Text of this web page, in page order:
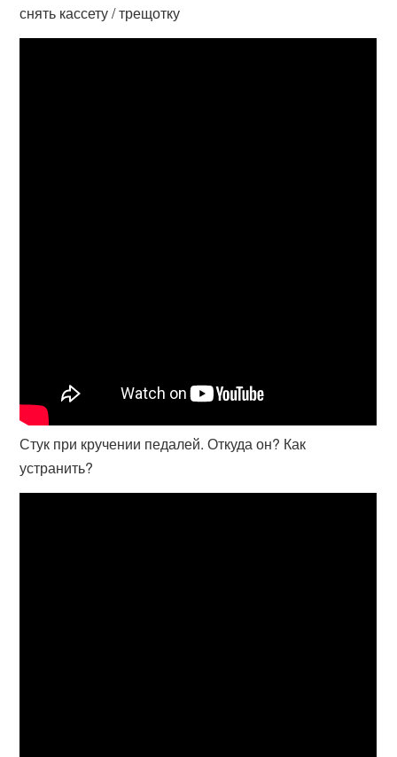
снять кассету / трещотку
Стук при кручении педалей. Откуда он? Как
устранить?